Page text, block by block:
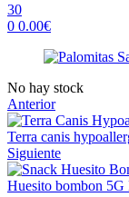
30
0 0.00€
Availability:
No hay stock
Anterior
Terra canis
Siguiente
Huesito bombon 5G